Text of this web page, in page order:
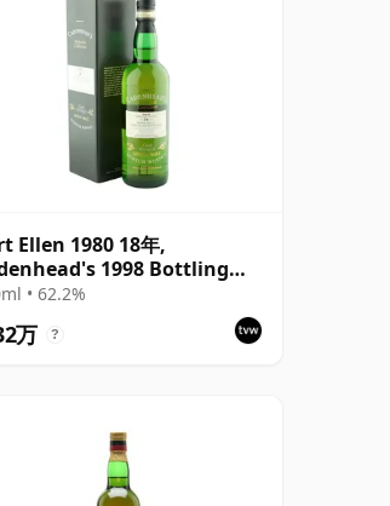
Ellen 1980 18年,
1998 Bottling
Box
• 62.2%
万 ?